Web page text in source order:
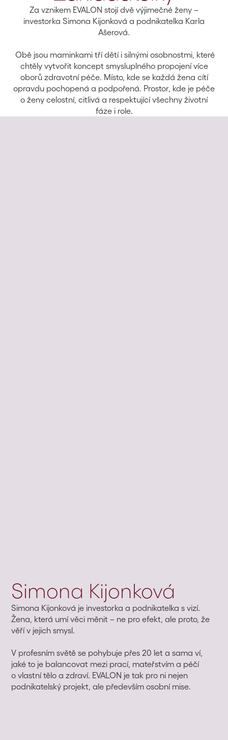
Za vznikem EVALON stojí dvě výjimečné ženy –
investorka Simona Kijonková a podnikatelka Karla
Ašerová.
Obě jsou maminkami tří dětí i silnými osobnostmi, které
chtěly vytvořit koncept smysluplného propojení více
oborů zdravotní péče. Místo, kde se každá žena cítí
opravdu pochopená a podpořená. Prostor, kde je péče
o ženy celostní, citlivá a respektující všechny životní
fáze i role.
Simona Kijonková
Simona Kijonková je investorka a podnikatelka s vizí.
Žena, která umí věci měnit – ne pro efekt, ale proto, že
věří v jejich smysl.
V profesním světě se pohybuje přes 20 let a sama ví,
jaké to je balancovat mezi prací, mateřstvím a péčí
o vlastní tělo a zdraví. EVALON je tak pro ni nejen
podnikatelský projekt, ale především osobní mise.